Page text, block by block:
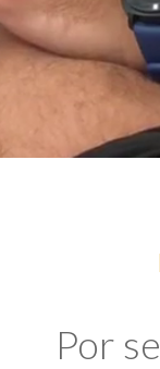
Por